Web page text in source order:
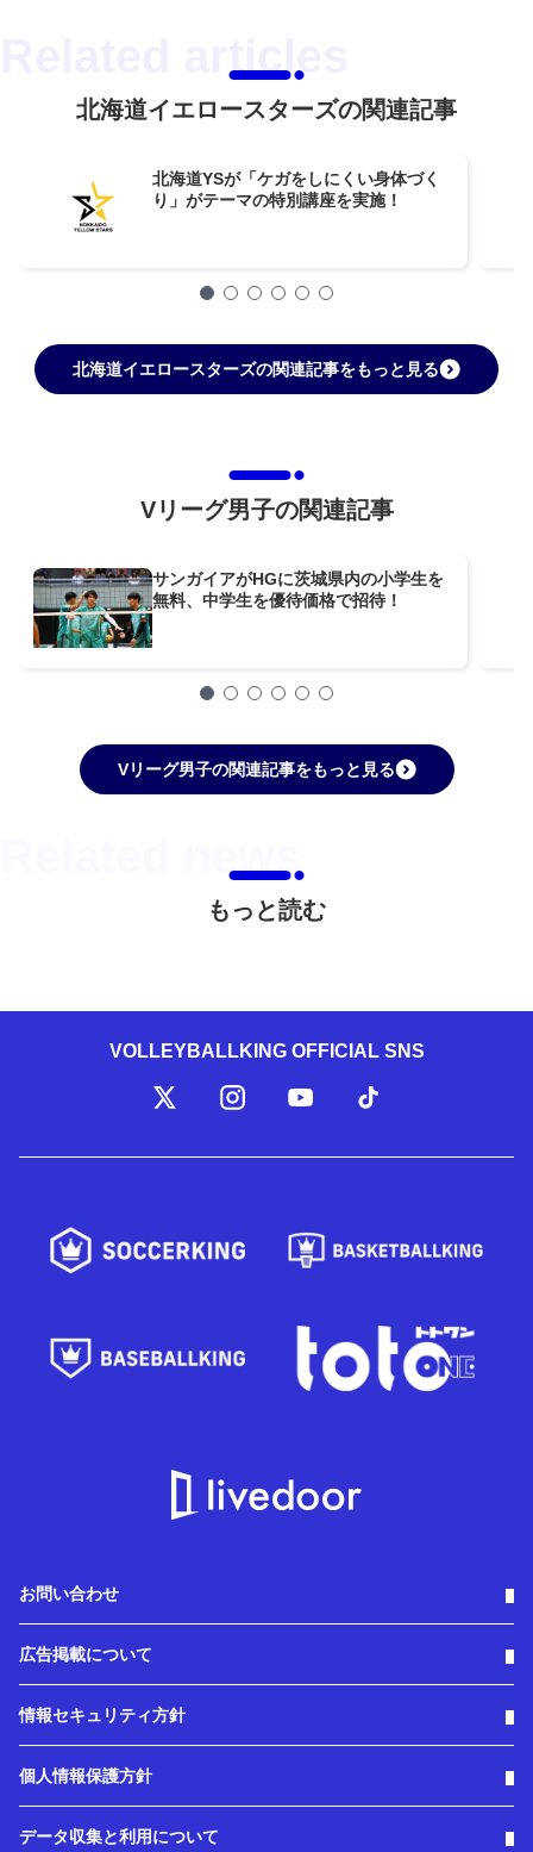
北海道イエロースターズの関連記事
北海道YSが「ケガをしにくい身体づく
り」がテーマの特別講座を実施！
北海道イエロースターズの関連記事をもっと見る
Vリーグ男子の関連記事
サンガイアがHGに茨城県内の小学生を
無料、中学生を優待価格で招待！
Vリーグ男子の関連記事をもっと見る
もっと読む
VOLLEYBALLKING OFFICIAL SNS
お問い合わせ
広告掲載について
情報セキュリティ方針
個人情報保護方針
データ収集と利用について